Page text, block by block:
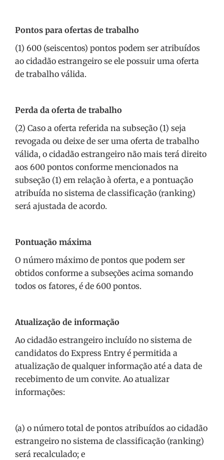
Pontos para ofertas de trabalho
(1) 600 (seiscentos) pontos podem ser atribuídos
ao cidadão estrangeiro se ele possuir uma oferta
de trabalho válida.
Perda da oferta de trabalho
(2) Caso a oferta referida na subseção (1) seja
revogada ou deixe de ser uma oferta de trabalho
válida, o cidadão estrangeiro não mais terá direito
aos 600 pontos conforme mencionados na
subseção (1) em relação à oferta, e a pontuação
atribuída no sistema de classificação (ranking)
será ajustada de acordo.
Pontuação máxima
O número máximo de pontos que podem ser
obtidos conforme a subseções acima somando
todos os fatores, é de 600 pontos.
Atualização de informação
Ao cidadão estrangeiro incluído no sistema de
candidatos do Express Entry é permitida a
atualização de qualquer informação até a data de
recebimento de um convite. Ao atualizar
informações:
(a) o número total de pontos atribuídos ao cidadão
estrangeiro no sistema de classificação (ranking)
será recalculado; e